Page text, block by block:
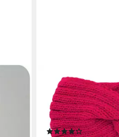
AXY
Haarband
mit Twist Knoten,
Stirnband
(8)